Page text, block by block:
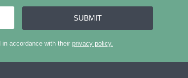
SUBMIT
in accordance with their privacy policy.